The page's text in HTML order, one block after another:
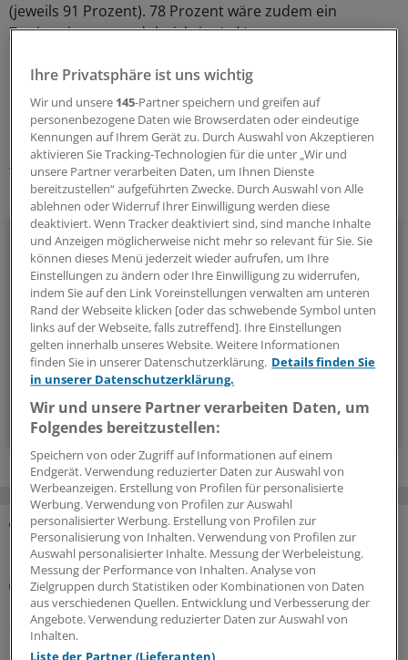
(jeweils 91 Prozent). 78 Prozent wäre zudem ein
Zweitmeinungsmodul wichtig.(reh)
Schlagworte:
E-Akte Digitalisierung und IT
Ihr Newsletter zum Thema
E-Health
Bei E-Health und Digitalisierung geht die Entwicklung rasant
voran. Mit diesem Newsletter bleiben Sie immer auf dem
neuesten Stand.
monatlich (Samstag)
Zum Abonnieren bitte anmelden
MEHR ZUM THEMA
Abrechnung
KV Rheinland-Pfalz rät prophylaktisch weiterhin
ePA-Befüllung abzurechnen
Honorar für ePA-Befüllung ist seit August Geschichte.
Ihre Privatsphäre ist uns wichtig
Wir und unsere 145-Partner speichern und greifen auf
personenbezogene Daten wie Browserdaten oder eindeutige
Kennungen auf Ihrem Gerät zu. Durch Auswahl von Akzeptieren
aktivieren Sie Tracking-Technologien für die unter „Wir und
unsere Partner verarbeiten Daten, um Ihnen Dienste
bereitzustellen“ aufgeführten Zwecke. Durch Auswahl von Alle
ablehnen oder Widerruf Ihrer Einwilligung werden diese
deaktiviert. Wenn Tracker deaktiviert sind, sind manche Inhalte
und Anzeigen möglicherweise nicht mehr so relevant für Sie. Sie
können dieses Menü jederzeit wieder aufrufen, um Ihre
Einstellungen zu ändern oder Ihre Einwilligung zu widerrufen,
indem Sie auf den Link Voreinstellungen verwalten am unteren
Rand der Webseite klicken [oder das schwebende Symbol unten
links auf der Webseite, falls zutreffend]. Ihre Einstellungen
gelten innerhalb unseres Website. Weitere Informationen
finden Sie in unserer Datenschutzerklärung. Details finden Sie
in unserer Datenschutzerklärung.
Wir und unsere Partner verarbeiten Daten, um
Folgendes bereitzustellen:
Speichern von oder Zugriff auf Informationen auf einem
Endgerät. Verwendung reduzierter Daten zur Auswahl von
Werbeanzeigen. Erstellung von Profilen für personalisierte
Werbung. Verwendung von Profilen zur Auswahl
personalisierter Werbung. Erstellung von Profilen zur
Personalisierung von Inhalten. Verwendung von Profilen zur
Auswahl personalisierter Inhalte. Messung der Werbeleistung.
Messung der Performance von Inhalten. Analyse von
Zielgruppen durch Statistiken oder Kombinationen von Daten
aus verschiedenen Quellen. Entwicklung und Verbesserung der
Angebote. Verwendung reduzierter Daten zur Auswahl von
Inhalten.